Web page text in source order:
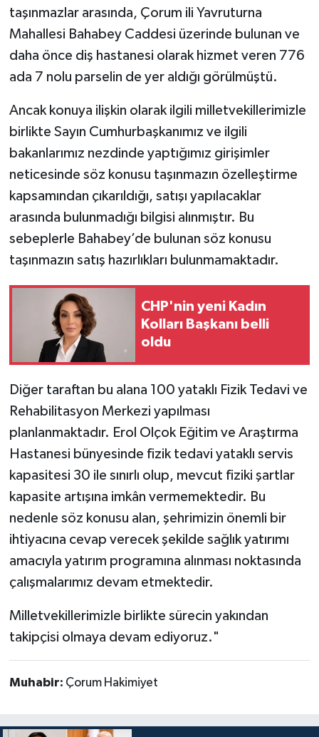
taşınmazlar arasında, Çorum ili Yavruturna
Mahallesi Bahabey Caddesi üzerinde bulunan ve
daha önce diş hastanesi olarak hizmet veren 776
ada 7 nolu parselin de yer aldığı görülmüştü.
Ancak konuya ilişkin olarak ilgili milletvekillerimizle
birlikte Sayın Cumhurbaşkanımız ve ilgili
bakanlarımız nezdinde yaptığımız girişimler
neticesinde söz konusu taşınmazın özelleştirme
kapsamından çıkarıldığı, satışı yapılacaklar
arasında bulunmadığı bilgisi alınmıştır. Bu
sebeplerle Bahabey’de bulunan söz konusu
taşınmazın satış hazırlıkları bulunmamaktadır.
CHP'nin yeni Kadın
Kolları Başkanı belli
oldu
Diğer taraftan bu alana 100 yataklı Fizik Tedavi ve
Rehabilitasyon Merkezi yapılması
planlanmaktadır. Erol Olçok Eğitim ve Araştırma
Hastanesi bünyesinde fizik tedavi yataklı servis
kapasitesi 30 ile sınırlı olup, mevcut fiziki şartlar
kapasite artışına imkân vermemektedir. Bu
nedenle söz konusu alan, şehrimizin önemli bir
ihtiyacına cevap verecek şekilde sağlık yatırımı
amacıyla yatırım programına alınması noktasında
çalışmalarımız devam etmektedir.
Milletvekillerimizle birlikte sürecin yakından
takipçisi olmaya devam ediyoruz."
Muhabir: Çorum Hakimiyet